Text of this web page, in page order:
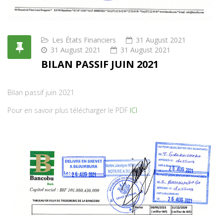
Les États Financiers
31 August 2021
31 August 2021
31 August 2021
BILAN PASSIF JUIN 2021
Bilan passif juin 2021
Pour en savoir plus télécharger le PDF ICI